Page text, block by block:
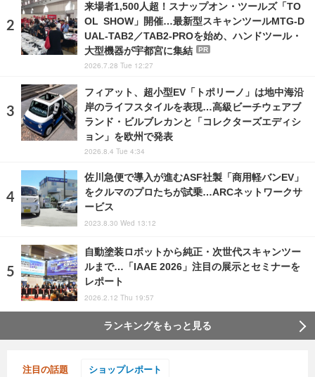
来場者1,500人超！スナップオン・ツールズ「TO
OL SHOW」開催…最新型スキャンツールMTG-D
UAL-TAB2／TAB2-PROを始め、ハンドツール・
大型機器が宇都宮に集結
PR
2026.7.28 Tue 12:27
フィアット、超小型EV「トポリーノ」は地中海沿
岸のライフスタイルを表現…高級ビーチウェアブ
ランド・ビルブレカンと「コレクターズエディシ
ョン」を欧州で発表
2026.8.4 Tue 4:34
佐川急便で導入が進むASF社製「商用軽バンEV」
をクルマのプロたちが試乗…ARCネットワークサ
ービス
2023.8.30 Wed 13:12
自動塗装ロボットから純正・次世代スキャンツー
ルまで…「IAAE 2026」注目の展示とセミナーを
レポート
2026.2.12 Thu 19:57
ランキングをもっと見る
注目の話題 ショップレポート